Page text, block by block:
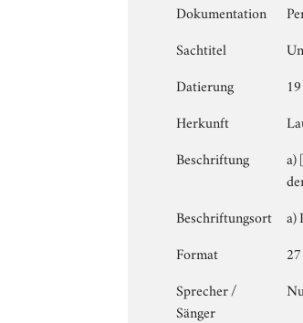
Dokumentation
Sachtitel
Datierung
Herkunft
Beschriftung
a)
Beschriftungsort
a)
Format
Sprecher /
Sänger